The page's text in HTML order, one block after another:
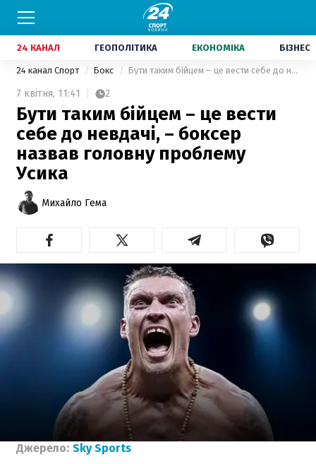
24 КАНАЛ ГЕОПОЛІТИКА ЕКОНОМІКА БІЗНЕС
24 канал Спорт Бокс Бути таким бійцем – це вести себе до невдачі, – боксер назвав головну проблему Усика
7 квітня, 11:41 2
Бути таким бійцем – це вести
себе до невдачі, – боксер
назвав головну проблему
Усика
Михайло Гема
Джерело: Sky Sports